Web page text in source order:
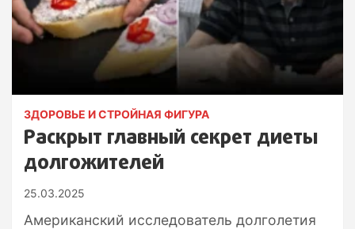
ЗДОРОВЬЕ И СТРОЙНАЯ ФИГУРА
Раскрыт главный секрет диеты
долгожителей
25.03.2025
Американский исследователь долголетия